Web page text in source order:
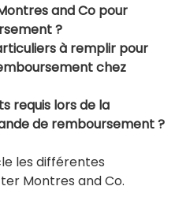
and Co pour
?
à remplir pour
chez
requis lors de la
de remboursement ?
les différentes
Montres and Co.